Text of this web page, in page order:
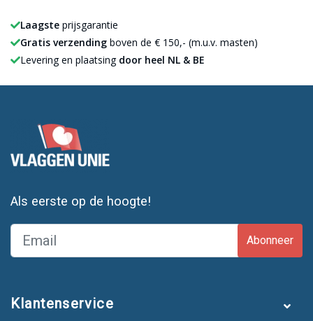
Laagste prijsgarantie
Gratis verzending boven de € 150,- (m.u.v. masten)
Levering en plaatsing door heel NL & BE
Als eerste op de hoogte!
Abonneer
Klantenservice